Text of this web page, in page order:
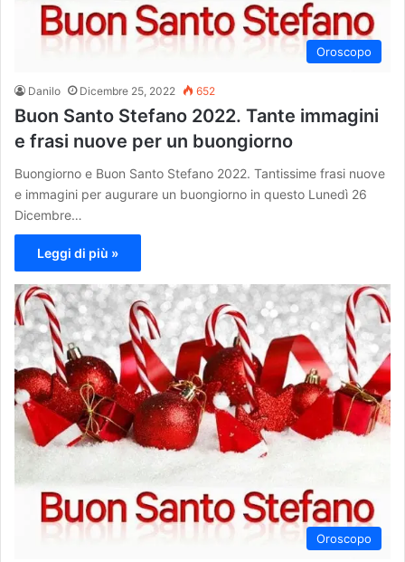
Oroscopo
Danilo Dicembre 25, 2022 652
Buon Santo Stefano 2022. Tante immagini
e frasi nuove per un buongiorno
Buongiorno e Buon Santo Stefano 2022. Tantissime frasi nuove
e immagini per augurare un buongiorno in questo Lunedì 26
Dicembre…
Leggi di più »
Oroscopo